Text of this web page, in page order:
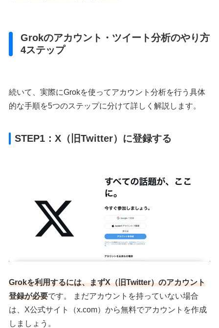
Grokのアカウント・ツイート分析のやり方
4ステップ
続いて、実際にGrokを使ってアカウント分析を行う具体
的な手順を5つのステップに分けて詳しく解説します。
STEP1：X（旧Twitter）に登録する
Grokを利用するには、まずX（旧Twitter）のアカウント
登録が必要です。 まだアカウントを持っていない場合
は、X公式サイト（x.com）から無料でアカウントを作成
しましょう。